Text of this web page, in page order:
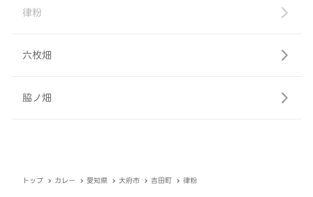
律粉
六枚畑
脇ノ畑
トップ カレー 愛知県 大府市 吉田町 律粉